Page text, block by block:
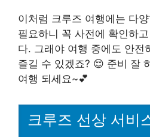
이처럼 크루즈 여행에는 다
필요하니 꼭 사전에 확인하
다. 그래야 여행 중에도 안전
즐길 수 있겠죠? 😌 준비 잘
여행 되세요~💕
크루즈 선상 서비